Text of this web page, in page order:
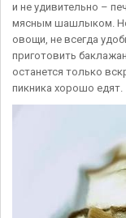
и не удивительно –
мясным шашлыком. Но
овощи, не всегда
приготовить
останется только
пикника хорошо едят.